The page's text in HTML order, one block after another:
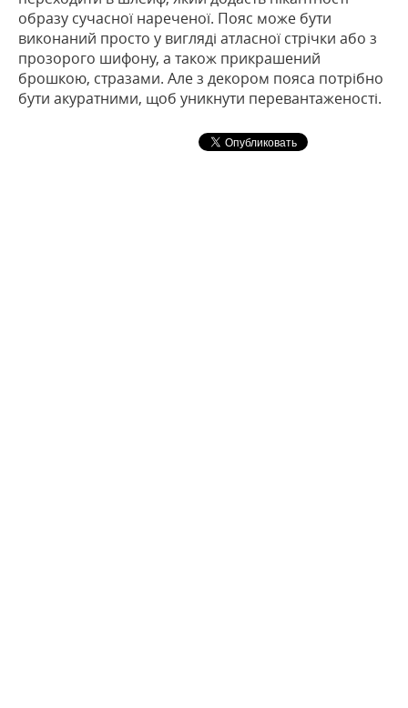
образу сучасної нареченої. Пояс може бути
виконаний просто у вигляді атласної стрічки або з
прозорого шифону, а також прикрашений
брошкою, стразами. Але з декором пояса потрібно
бути акуратними, щоб уникнути перевантаженості.